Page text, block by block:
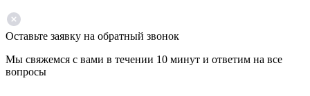
Оставьте заявку на обратный звонок
Мы свяжемся с вами в течении 10 минут и ответим на все
вопросы